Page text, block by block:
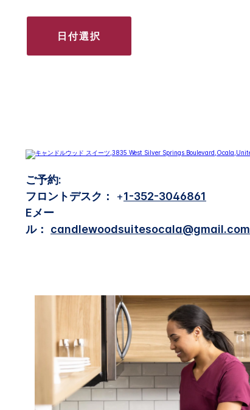
日付選択
ご予約:
フロントデスク：
+1-352-3046861
Eメー
ル：
candlewoodsuitesocala@gmail.com